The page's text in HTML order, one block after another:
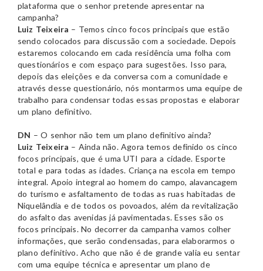
plataforma que o senhor pretende apresentar na
campanha?
Luiz Teixeira – Temos cinco focos principais que estão
sendo colocados para discussão com a sociedade. Depois
estaremos colocando em cada residência uma folha com
questionários e com espaço para sugestões. Isso para,
depois das eleições e da conversa com a comunidade e
através desse questionário, nós montarmos uma equipe de
trabalho para condensar todas essas propostas e elaborar
um plano definitivo.
DN – O senhor não tem um plano definitivo ainda?
Luiz Teixeira – Ainda não. Agora temos definido os cinco
focos principais, que é uma UTI para a cidade. Esporte
total e para todas as idades. Criança na escola em tempo
integral. Apoio integral ao homem do campo, alavancagem
do turismo e asfaltamento de todas as ruas habitadas de
Niquelândia e de todos os povoados, além da revitalização
do asfalto das avenidas já pavimentadas. Esses são os
focos principais. No decorrer da campanha vamos colher
informações, que serão condensadas, para elaborarmos o
plano definitivo. Acho que não é de grande valia eu sentar
com uma equipe técnica e apresentar um plano de